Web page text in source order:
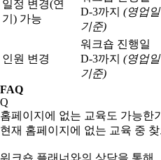
일정 변경(연
기) 가능
D-3까지 (영업일
기준)
인원 변경
워크숍 진행일
D-3까지 (영업일
기준)
FAQ
Q
홈페이지에 없는 교육도 가능한
현재 홈페이지에 없는 교육 중
워크숍 플래너와의 상담을 통해